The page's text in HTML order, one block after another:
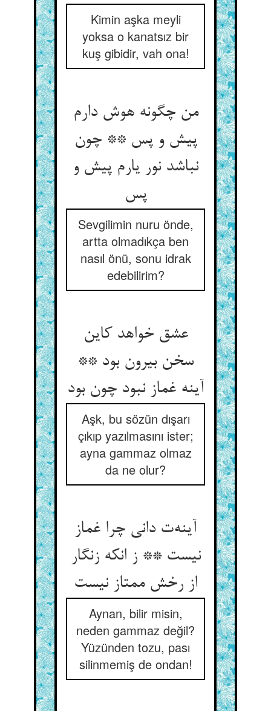
Kimin aşka meyli
yoksa o kanatsız bir
kuş gibidir, vah ona!
من چگونه هوش دارم
پیش و پس ** چون
نباشد نور یارم پیش و
پس‌‌
Sevgilimin nuru önde,
artta olmadıkça ben
nasıl önü, sonu idrak
edebilirim?
عشق خواهد کاین
سخن بیرون بود **
آینه غماز نبود چون بود
Aşk, bu sözün dışarı
çıkıp yazılmasını ister;
ayna gammaz olmaz
da ne olur?
آینه‌‌ت دانی چرا غماز
نیست ** ز انکه زنگار
Aynan, bilir misin,
neden gammaz değil?
Yüzünden tozu, pası
silinmemiş de ondan!